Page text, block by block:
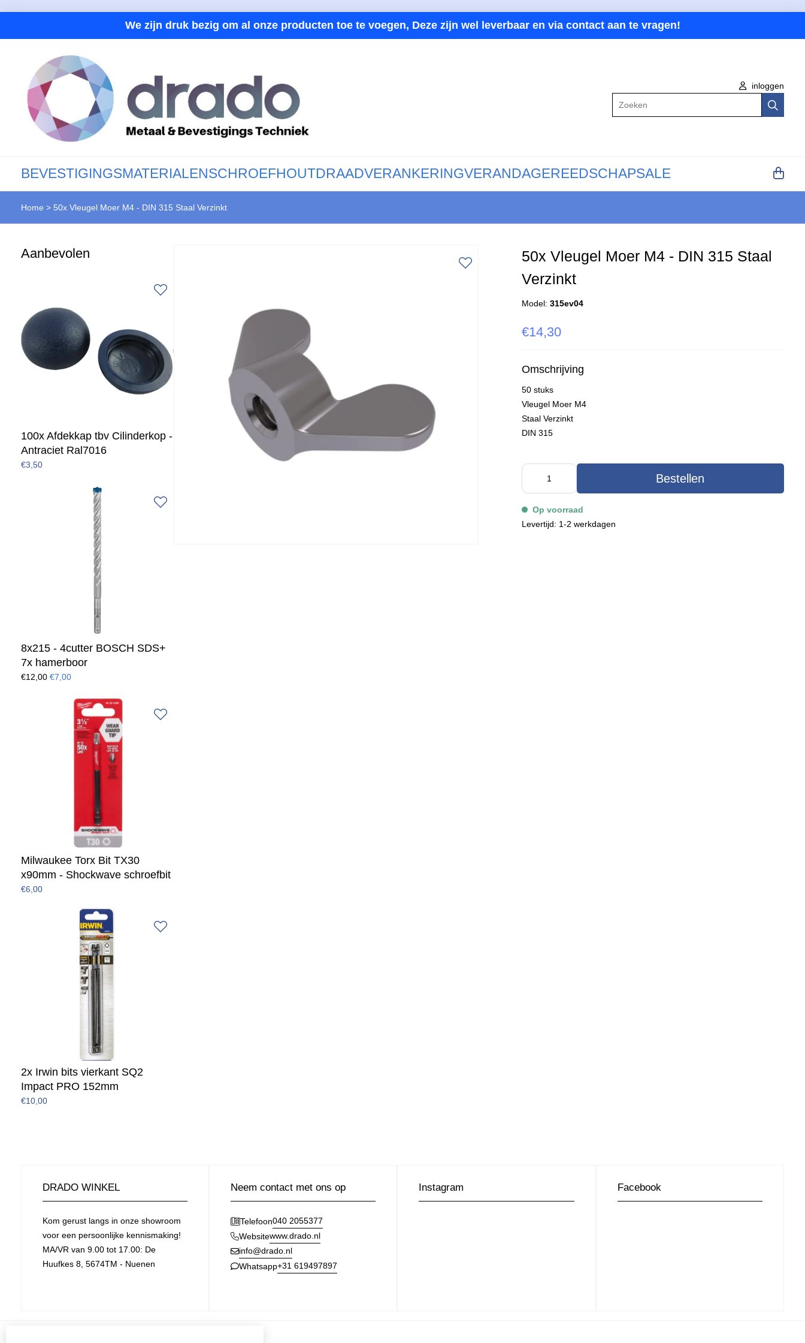
We zijn druk bezig om al onze producten toe te voegen, Deze zijn wel leverbaar en via contact aan te vragen!
inloggen
BEVESTIGINGSMATERIALENSCHROEFHOUTDRAADVERANKERINGVERANDAGEREEDSCHAPSALE
Home > 50x Vleugel Moer M4 - DIN 315 Staal Verzinkt
Aanbevolen
100x Afdekkap tbv Cilinderkop -
Antraciet Ral7016
€3,50
8x215 - 4cutter BOSCH SDS+
7x hamerboor
€12,00 €7,00
Milwaukee Torx Bit TX30
x90mm - Shockwave schroefbit
€6,00
2x Irwin bits vierkant SQ2
Impact PRO 152mm
€10,00
50x Vleugel Moer M4 - DIN 315 Staal
Verzinkt
Model: 315ev04
€14,30
Omschrijving
50 stuks
Vleugel Moer M4
Staal Verzinkt
DIN 315
Bestellen
Op voorraad
Levertijd: 1-2 werkdagen
DRADO WINKEL
Kom gerust langs in onze showroom
voor een persoonlijke kennismaking!
MA/VR van 9.00 tot 17.00: De
Huufkes 8, 5674TM - Nuenen
Neem contact met ons op
Telefoon040 2055377
Websitewww.drado.nl
info@drado.nl
Whatsapp+31 619497897
Instagram Facebook